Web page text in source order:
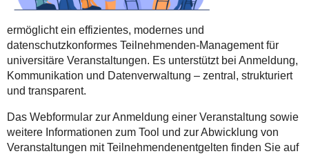
ermöglicht ein effizientes, modernes und
datenschutzkonformes Teilnehmenden-Management für
universitäre Veranstaltungen. Es unterstützt bei Anmeldung,
Kommunikation und Datenverwaltung – zentral, strukturiert
und transparent.
Das Webformular zur Anmeldung einer Veranstaltung sowie
weitere Informationen zum Tool und zur Abwicklung von
Veranstaltungen mit Teilnehmendenentgelten finden Sie auf